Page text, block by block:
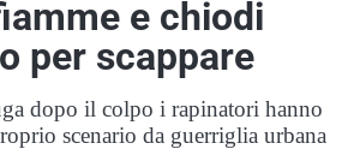
e chiodi
per scappare
dopo il colpo i rapinatori hanno
scenario da guerriglia urbana